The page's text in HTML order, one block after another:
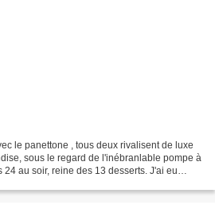
le panettone , tous deux rivalisent de luxe
sous le regard de l'inébranlable pompe à
au soir, reine des 13 desserts. J'ai eu